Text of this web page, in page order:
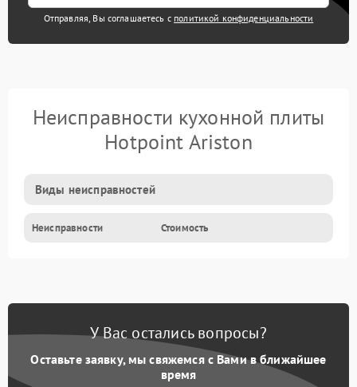
Отправляя, Вы соглашаетесь с политикой конфиденциальности
Неисправности кухонной плиты
Hotpoint Ariston
Виды неисправностей
Неисправности Стоимость
У Вас остались вопросы?
Оставьте заявку, мы свяжемся с Вами в ближайшее
время